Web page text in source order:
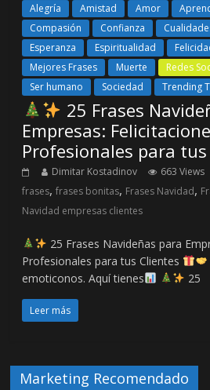
Alegría Amistad Amor
Compasión
Confianza
Esperanza
Espiritualidad
Mejores Frases
Muerte Redes
Ser humano
Sociedad Trending
25 Frases
Empresas:
Profesionales para
Dimitar Kostadinov 663 Views
frases,frases bonitas, Frases Navidad,
Navidad empresas clientes
25 Frases Navideñas para
Profesionales para tus Clientes
emoticonos. Aquí tienes
25
Leer más
Marketing Recomendado